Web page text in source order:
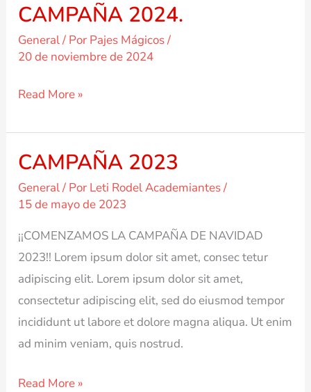
CAMPAÑA 2024.
General/ Por Pajes Mágicos/
20 de noviembre de 2024
CAMPAÑA
Read More »
CAMPAÑA 2023
General/ Por Leti Rodel Academiantes/
15 de mayo de 2023
¡¡COMENZAMOS LA CAMPAÑA DE NAVIDAD
2023!! Lorem ipsum dolor sit amet, consec tetur
adipiscing elit. Lorem ipsum dolor sit amet,
consectetur adipiscing elit, sed do eiusmod tempor
incididunt ut labore et dolore magna aliqua. Ut enim
ad minim veniam, quis nostrud.
CAMPAÑA
Read More »